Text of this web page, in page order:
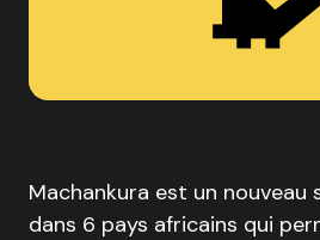
Machankura est un nouveau
dans 6 pays africains qui